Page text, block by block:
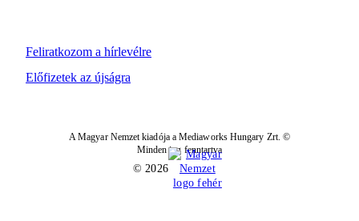
Feliratkozom a hírlevélre
Előfizetek az újságra
A Magyar Nemzet kiadója a Mediaworks Hungary Zrt. ©
Minden jog fenntartva
© 2026